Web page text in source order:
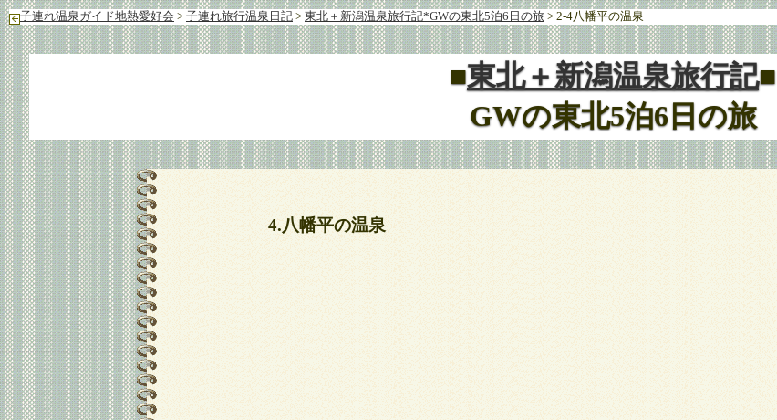
子連れ温泉ガイド地熱愛好会 > 子連れ旅行温泉日記 > 東北＋新潟温泉旅行記*GWの東北5泊6日の旅 > 2-4八幡平の温泉
■東北＋新潟温泉旅行記■
GWの東北5泊6日の旅
4.八幡平の温泉